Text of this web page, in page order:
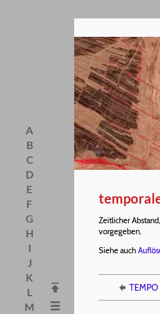
A
B
C
D
E
F
G
H
I
J
K
L
M
Zeitlicher
vorgegeben.
Siehe auch
TEMPO